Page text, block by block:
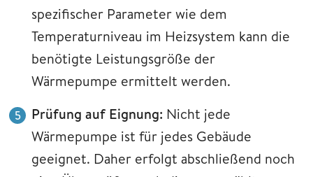
spezifischer Parameter wie dem
Temperaturniveau im Heizsystem kann die
benötigte Leistungsgröße der
Wärmepumpe ermittelt werden.
Prüfung auf Eignung: Nicht jede
Wärmepumpe ist für jedes Gebäude
geeignet. Daher erfolgt abschließend noch